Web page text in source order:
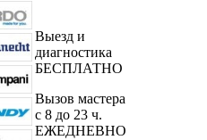
Выезд и
диагностика
БЕСПЛАТНО
Вызов мастера
с 8 до 23 ч.
ЕЖЕДНЕВНО